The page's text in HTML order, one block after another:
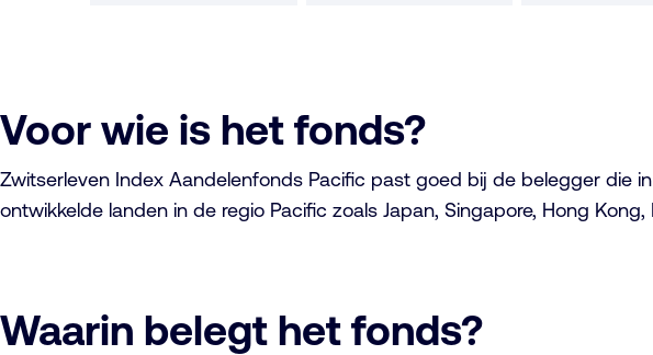
Voor wie is het fonds?
Zwitserleven Index Aandelenfonds Pacific past goed bij de belegger die
ontwikkelde landen in de regio Pacific zoals Japan, Singapore, Hong
Waarin belegt het fonds?